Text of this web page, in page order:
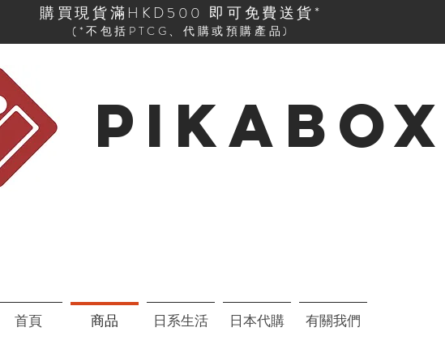
購買現貨滿HKD500 即可免費送貨*
(*不包括PTCG、代購或預購產品)
PIKABOX
首頁 商品 日系生活 日本代購 有關我們